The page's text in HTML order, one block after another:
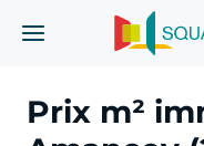
Prix m²